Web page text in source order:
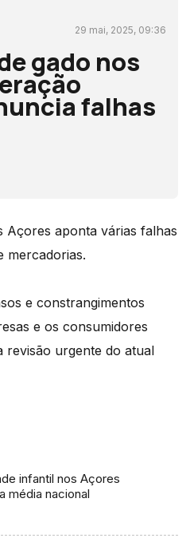
29 mai, 2025, 09:36
gado nos
falhas
Açores aponta várias falhas
mercadorias.
e constrangimentos
e os consumidores
revisão urgente do atual
infantil nos Açores
média nacional